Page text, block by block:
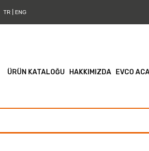
TR ENG
ÜRÜN KATALOĞU HAKKIMIZDA EVCO